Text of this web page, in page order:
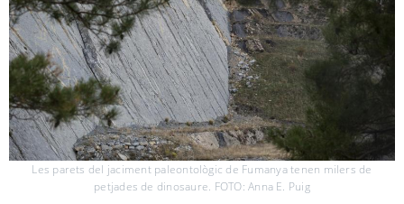
Les parets del jaciment paleontològic de Fumanya tenen milers de
petjades de dinosaure. FOTO: Anna E. Puig